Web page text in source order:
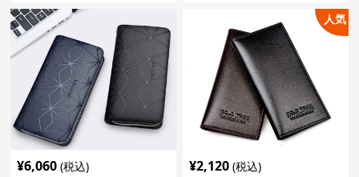
¥6,060 (税込)
人気
¥2,120 (税込)